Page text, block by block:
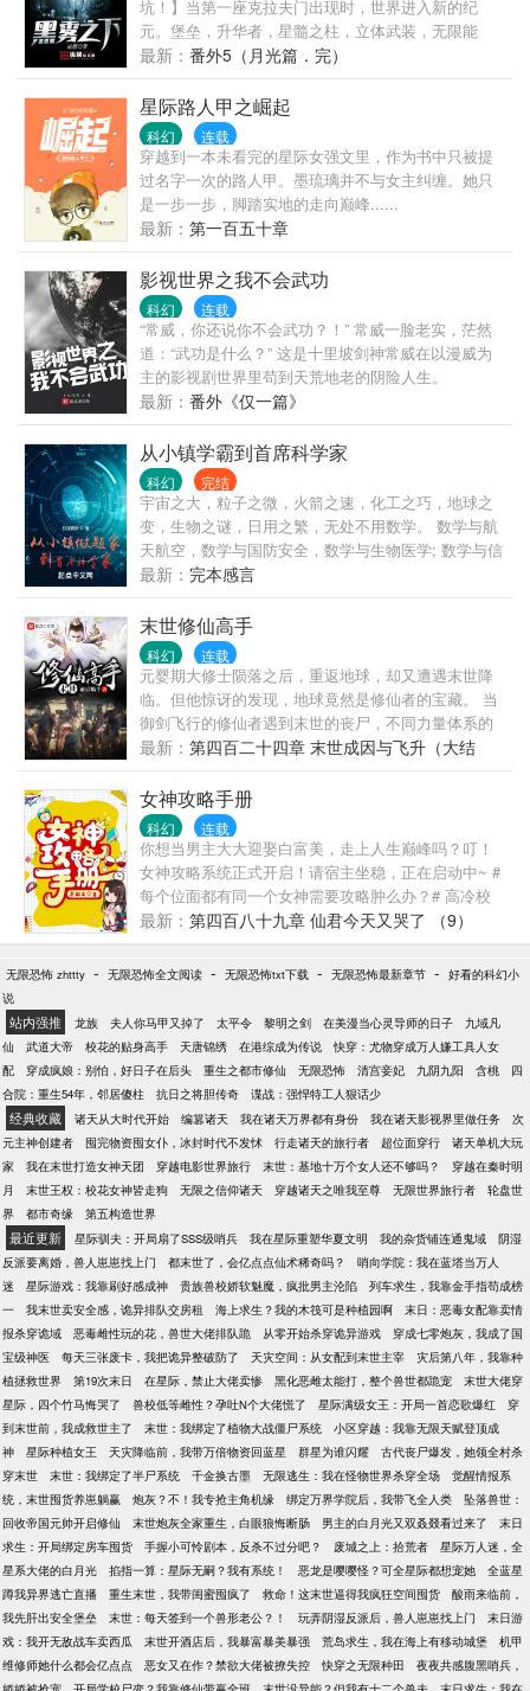
坑！】当第一座克拉夫门出现时，世界进入新的纪
元。堡垒，升华者，星髓之柱，立体武装，无限能
源，席卷时代的浪潮谁能幸免？逆界，皮囊，异神，
疯王，支配者，黑暗子民在深渊之中癫狂呐喊！黑雾
之下，魑魅魍魉，匍匐而至。一场跨维度的迁徙，正
无声酝酿……………………QQ群：249085350
最新： 番外5（月光篇．完）
星际路人甲之崛起
科幻 连载
穿越到一本未看完的星际女强文里，作为书中只被提
过名字一次的路人甲。墨琉璃并不与女主纠缠。她只
是一步一步，脚踏实地的走向巅峰......
最新： 第一百五十章
影视世界之我不会武功
科幻 连载
“常威，你还说你不会武功？！” 常威一脸老实，茫然
道：“武功是什么？” 这是十里坡剑神常威在以漫威为
主的影视剧世界里苟到天荒地老的阴险人生。
最新： 番外《仅一篇》
从小镇学霸到首席科学家
科幻 完结
宇宙之大，粒子之微，火箭之速，化工之巧，地球之
变，生物之谜，日用之繁，无处不用数学。 数学与航
天航空，数学与国防安全，数学与生物医学; 数学与信
息技术，数学与能源，数学与海洋； 数学与人工智
能，数学与先进制造， 数学与星辰大海！ “如果说，
19世纪是西方的数学世纪，20?世纪是颜色国的数学世
纪，那么21?世纪，必定是我们的数学世纪。我们可以
坚定的告诉全世界，我们回来了。” “科技改变世界，
而数学改变科技。” “与其说，国家与国家的竞争是科
技实力的竞争，还不如说是 数学人才的竞争。当今
世，我们必将是超级数学大国，超级科技大国！” 这是
一个从备受争议，饱受折磨，历经万难的农村做题家
到首席院士的故事。
最新： 完本感言
末世修仙高手
科幻 连载
元婴期大修士陨落之后，重返地球，却又遭遇末世降
临。但他惊讶的发现，地球竟然是修仙者的宝藏。 当
御剑飞行的修仙者遇到末世的丧尸，不同力量体系的
强强碰撞，到底会摩擦出怎样的火花？ 御剑飞行斩丧
尸，末世之后，修仙才是你最明智的选择！ 新建书友
群——蜗牛的家 671046272
最新： 第四百二十四章 末世成因与飞升（大结
局）
女神攻略手册
科幻 连载
你想当男主大大迎娶白富美，走上人生巅峰吗？叮！
女神攻略系统正式开启！请宿主坐稳，正在启动中~ #
每个位面都有同一个女神需要攻略肿么办？# 高冷校
花：撩了我，还想跑吗？ 霸道女总裁：男人，你成功
引起了我的注意！ 病娇姐姐：弟弟，你这么可爱一定
要一直可爱下去哦！不然，我就让你永远呆在我的实
PS：作者第一次尝试写文，玻璃心，求票票，求评
论。
最新： 第四百八十九章 仙君今天又哭了 （9）
无限恐怖 zhttty - 无限恐怖全文阅读 - 无限恐怖txt下载 - 无限恐怖最新章节 - 好看的科幻小
说
站内强推 龙族 夫人你马甲又掉了 太平令 黎明之剑 在美漫当心灵导师的日子
九域凡
仙
武道大帝 校花的贴身高手 天唐锦绣 在港综成为传说
快穿：尤物穿成万人嫌工具人女
配
穿成疯娘：别怕，好日子在后头 重生之都市修仙 无限恐怖 清宫妾妃 九阴九阳 含桃
四
合院：重生54年，邻居傻柱
抗日之将胆传奇 谍战：强悍特工人狠话少
经典收藏 诸天从大时代开始 编篡诸天 我在诸天万界都有身份 我在诸天影视界里做任务
次
元主神创建者
囤完物资囤女仆，冰封时代不发怵 行走诸天的旅行者 超位面穿行
诸天单机大玩
家
我在末世打造女神天团 穿越电影世界旅行 末世：基地十万个女人还不够吗？
穿越在秦时明
月
末世王权：校花女神皆走狗 无限之信仰诸天 穿越诸天之唯我至尊 无限世界旅行者
轮盘世
界
都市奇缘 第五构造世界
最近更新 星际驯夫：开局扇了SSS级哨兵 我在星际重塑华夏文明 我的杂货铺连通鬼域
阴湿
反派要离婚，兽人崽崽找上门
都末世了，会亿点点仙术稀奇吗？
哨向学院：我在蓝塔当万人
迷
星际游戏：我靠刷好感成神 贵族兽校娇软魅魔，疯批男主沦陷
列车求生，我靠金手指苟成榜
一
我末世卖安全感，诡异排队交房租 海上求生？我的木筏可是种植园啊
末日：恶毒女配靠卖情
报杀穿诡域
恶毒雌性玩的花，兽世大佬排队跪 从零开始杀穿诡异游戏
穿成七零炮灰，我成了国
宝级神医
每天三张废卡，我把诡异整破防了 天灾空间：从女配到末世主宰
灾后第八年，我靠种
植拯救世界
第19次末日 在星际，禁止大佬卖惨 黑化恶雌太能打，整个兽世都跪宠
末世大佬穿
星际，四个竹马悔哭了
兽校低等雌性？孕吐N个大佬慌了 星际满级女王：开局一首恋歌爆红
穿
到末世前，我成救世主了
末世：我绑定了植物大战僵尸系统
小区穿越：我靠无限天赋登顶成
神
星际种植女王 天灾降临前，我带万倍物资回蓝星 群星为谁闪耀
古代丧尸爆发，她领全村杀
穿末世
末世：我绑定了半尸系统 千金换古墨 无限逃生：我在怪物世界杀穿全场
觉醒情报系
统，末世囤货养崽躺赢
炮灰？不！我专抢主角机缘 绑定万界学院后，我带飞全人类
坠落兽世：
回收帝国元帅开启修仙
末世炮灰全家重生，白眼狼悔断肠 男主的白月光又双叒叕看过来了
末日
求生：开局绑定房车囤货
手握小可怜剧本，反杀不过分吧？ 废城之上：拾荒者
星际万人迷，全
星系大佬的白月光
掐指一算：星际无嗣？我有系统！ 恶龙是嘤嘤怪？可全星际都想宠她
全蓝星
蹲我异界逃亡直播
重生末世，我带闺蜜囤疯了 救命！这末世逼得我疯狂空间囤货
酸雨来临前，
我先肝出安全堡垒
末世：每天签到一个兽形老公？！ 玩弄阴湿反派后，兽人崽崽找上门
末日游
戏：我开无敌战车卖西瓜
末世开酒店后，我暴富暴美暴强 荒岛求生，我在海上有移动城堡
机甲
维修师她什么都会亿点点
恶女又在作？禁欲大佬被撩失控 快穿之无限种田
夜夜共感腹黑哨兵，